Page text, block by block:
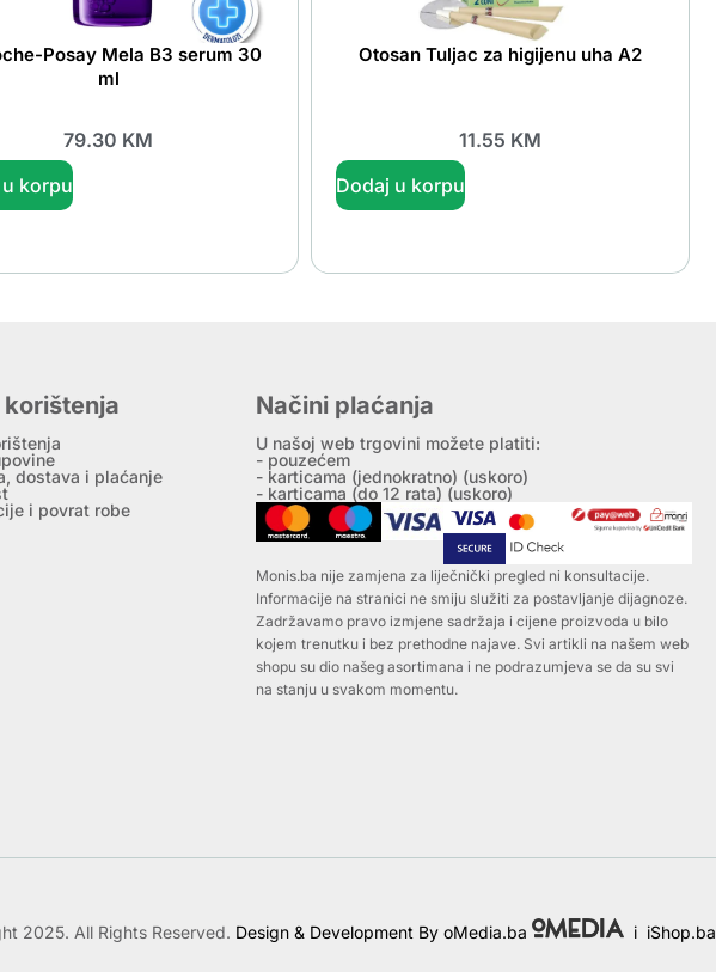
Posay Mela B3 serum 30
ml
79.30 KM
korpu
Otosan Tuljac za higijenu uha A2
11.55 KM
Dodaj u korpu
korištenja
dostava i plaćanje
i povrat robe
Načini plaćanja
U našoj web trgovini možete platiti:
- pouzećem
- karticama (jednokratno) (uskoro)
- karticama (do 12 rata) (uskoro)
Monis.ba nije zamjena za liječnički pregled ni konsultacije.
Informacije na stranici ne smiju služiti za postavljanje dijagnoze.
Zadržavamo pravo izmjene sadržaja i cijene proizvoda u bilo
kojem trenutku i bez prethodne najave. Svi artikli na našem web
shopu su dio našeg asortimana i ne podrazumjeva se da su svi
na stanju u svakom momentu.
2025. All Rights Reserved. Design & Development By oMedia.ba i iShop.ba